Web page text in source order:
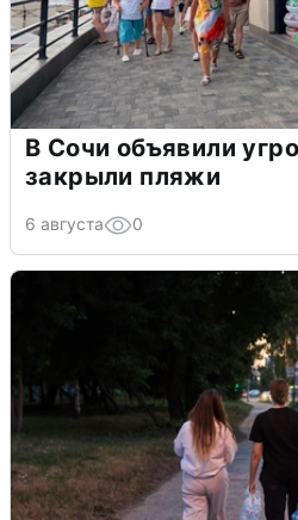
В Сочи объявили
закрыли пляжи
6 августа 0